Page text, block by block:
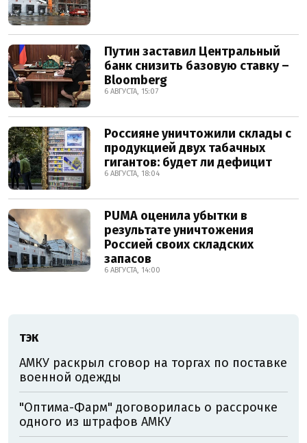
Путин заставил Центральный
банк снизить базовую ставку –
Bloomberg
6 АВГУСТА, 15:07
Россияне уничтожили склады с
продукцией двух табачных
гигантов: будет ли дефицит
6 АВГУСТА, 18:04
PUMA оценила убытки в
результате уничтожения
Россией своих складских
запасов
6 АВГУСТА, 14:00
ТЭК
АМКУ раскрыл сговор на торгах по поставке
военной одежды
"Оптима-Фарм" договорилась о рассрочке
одного из штрафов АМКУ